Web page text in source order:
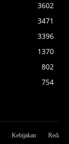
3602
3471
3396
1370
802
754
Kebijakan Redaksi